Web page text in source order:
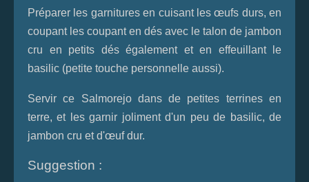
Préparer les garnitures en cuisant les œufs durs, en
coupant les coupant en dés avec le talon de jambon
cru en petits dés également et en effeuillant le
basilic (petite touche personnelle aussi).
Servir ce Salmorejo dans de petites terrines en
terre, et les garnir joliment d'un peu de basilic, de
jambon cru et d'œuf dur.
Suggestion :